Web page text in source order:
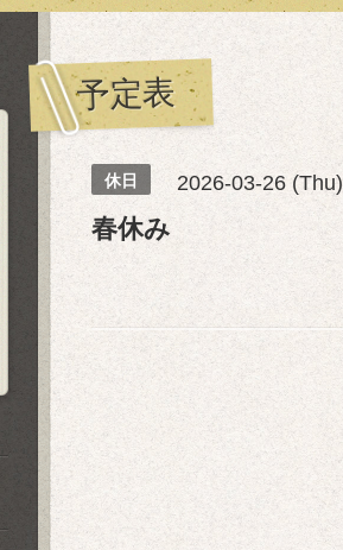
予定表
休日 2026-03-26 (Thu)
春休み